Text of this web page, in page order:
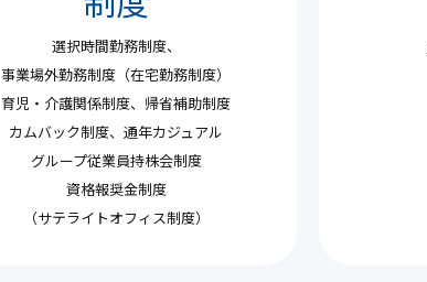
選択時間勤務制度、
事業場外勤務制度（在宅勤務制度）
育児・介護関係制度、帰省補助制度
カムバック制度、通年カジュアル
グループ従業員持株会制度
資格報奨金制度
（サテライトオフィス制度）